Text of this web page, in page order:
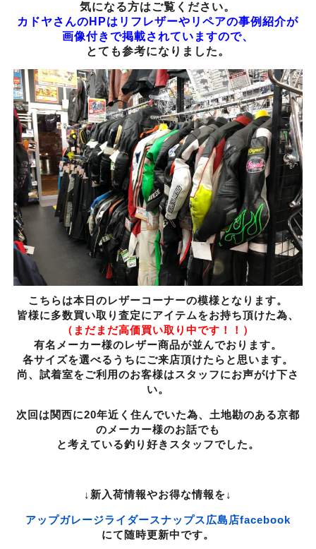
気になる方はご覧ください。
カドヤさんのHPはリフレザーやリペアの事例紹介が
画像付きで掲載されていますので、
とても参考になりました。
こちらは本日のレザーコーナーの模様となります。
皆様に多数買い取り査定にアイテムをお持ち頂けた為、
（まだまだ高価買い取り中です！！）
有名メーカー様のレザー商品が並んでおります。
各サイズを選べるうちにご来店頂けたらと思います。
尚、試着室をご利用のお客様はスタッフにお声がけ下さ
い。
次回は関西に20年近く住んでいた為、土地勘のある京都
のメーカー様のお話でも
と考えている釣り好きスタッフでした。
↓新入荷情報やお得な情報を↓
アップガレージライダースナップス広島店facebook
にて随時更新中です。